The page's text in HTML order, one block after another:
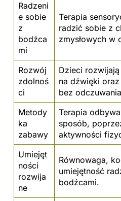
Radzeni
e sobie
z
bodźca
mi
Terapia
radzić sobie z
zmysłowych w
Rozwój
zdolnoś
ci
Dzieci
na dźwięki
bez
Metody
ka
zabawy
Terapia
sposób,
aktywności
Umiejęt
ności
rozwija
ne
Równowaga,
umiejętność
bodźcami.